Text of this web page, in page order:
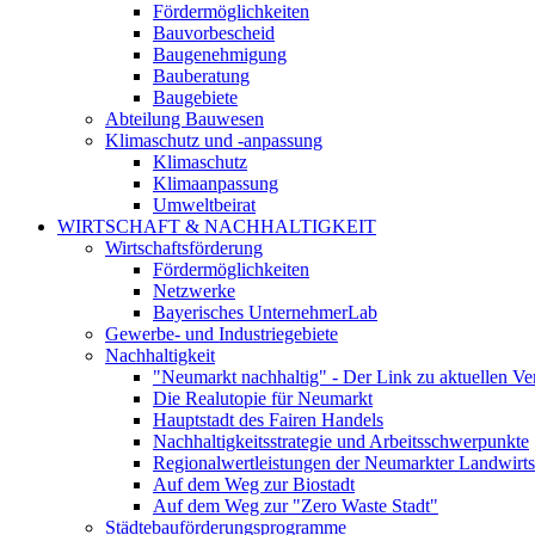
Fördermöglichkeiten
Bauvorbescheid
Baugenehmigung
Bauberatung
Baugebiete
Abteilung Bauwesen
Klimaschutz und -anpassung
Klimaschutz
Klimaanpassung
Umweltbeirat
WIRTSCHAFT & NACHHALTIGKEIT
Wirtschaftsförderung
Fördermöglichkeiten
Netzwerke
Bayerisches UnternehmerLab
Gewerbe- und Industriegebiete
Nachhaltigkeit
"Neumarkt nachhaltig" - Der Link zu aktuellen
Die Realutopie für Neumarkt
Hauptstadt des Fairen Handels
Nachhaltigkeitsstrategie und Arbeitsschwerpunkte
Regionalwertleistungen der Neumarkter
Auf dem Weg zur Biostadt
Auf dem Weg zur "Zero Waste Stadt"
Städtebauförderungsprogramme